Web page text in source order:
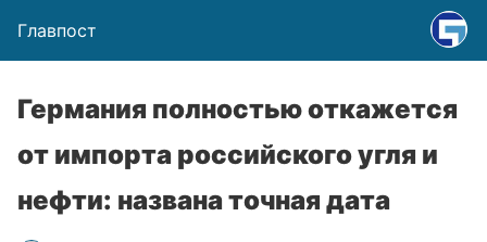
Главпост
Германия полностью откажется
от импорта российского угля и
нефти: названа точная дата